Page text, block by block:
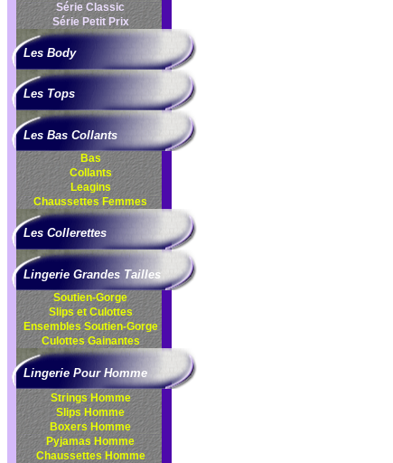
Série Classic
Série Petit Prix
Les Body
Les Tops
Les Bas Collants
Bas
Collants
Leagins
Chaussettes Femmes
Les Collerettes
Lingerie Grandes Tailles
Soutien-Gorge
Slips et Culottes
EnsemblesSoutien-Gorge
CulottesGainantes
Lingerie Pour Homme
Strings Homme
Slips Homme
Boxers Homme
Pyjamas Homme
Chaussettes Homme